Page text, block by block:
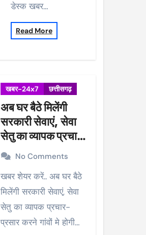
डेस्क खबर…
Read More
खबर-24x7 छत्तीसगढ़
अब घर बैठे मिलेंगी
सरकारी सेवाएं, सेवा
सेतु का व्यापक प्रचार-
प्रसार करने गांवों मे
होगी मुनादी
No Comments
खबर शेयर करें.. अब घर बैठे
मिलेंगी सरकारी सेवाएं, सेवा
सेतु का व्यापक प्रचार-
प्रसार करने गांवों मे होगी…